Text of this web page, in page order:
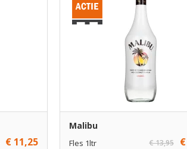
€ 11,25
Malibu
Fles 1ltr € 13,95